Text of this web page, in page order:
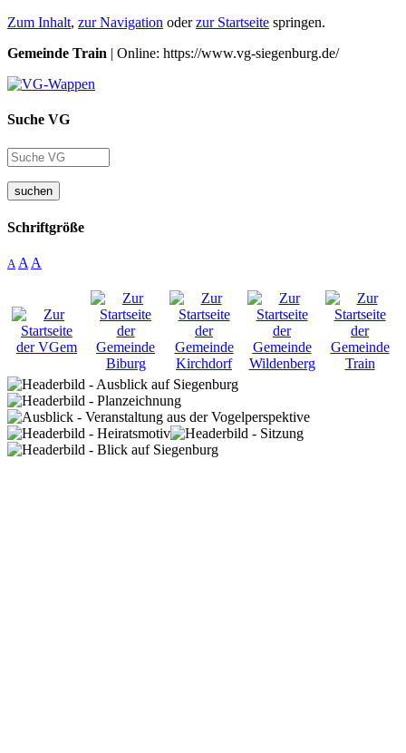
Zum Inhalt, zur Navigation oderzur Startseite springen.
Gemeinde Train | Online: https://www.vg-siegenburg.de/
Suche VG
suchen
Schriftgröße
A A A